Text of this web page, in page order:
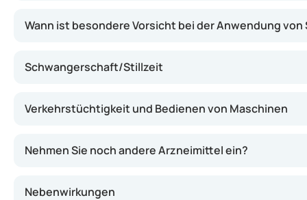
Wann ist besondere Vorsicht bei der Anwendung
Schwangerschaft/Stillzeit
Verkehrstüchtigkeit und Bedienen von Maschinen
Nehmen Sie noch andere Arzneimittel ein?
Nebenwirkungen